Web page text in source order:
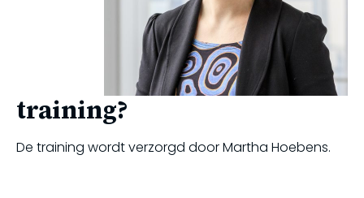
training?
De training wordt verzorgd door Martha Hoebens.